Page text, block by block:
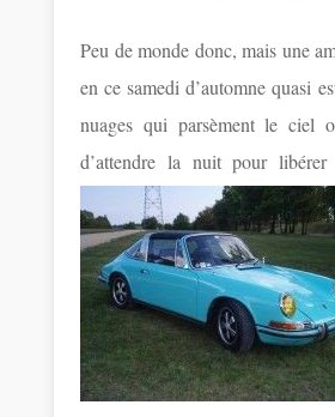
Peu de monde donc, mais une
en ce samedi d’automne quasi
nuages qui parsèment le ciel
d’attendre la nuit pour libérer